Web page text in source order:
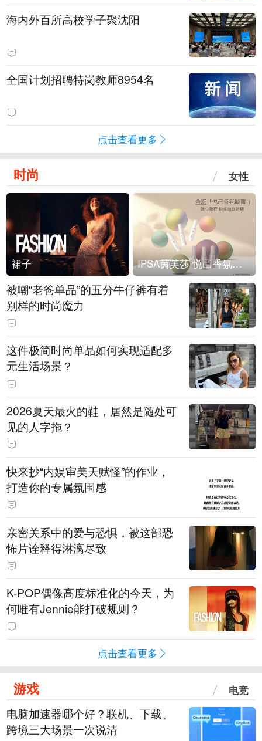
海内外百所高校学子聚沈阳
全国计划招聘特岗教师8954名
点击查看更多
时尚 女性
裙子 IPSA茵芙莎 悦己香氛凝露上市
被嘲“老爸单品”的五分牛仔裤有着
别样的时尚魔力
这件极简时尚单品如何实现适配多
元生活场景？
2026夏天最火的鞋，居然是随处可
见的人字拖？
快来抄“内娱审美天赋怪”的作业，
打造你的专属氛围感
亲密关系中的爱与恐惧，被这部恐
怖片诠释得淋漓尽致
K-POP偶像高度标准化的今天，为
何唯有Jennie能打破规则？
点击查看更多
游戏 电竞
电脑加速器哪个好？联机、下载、
跨境三大场景一次说清